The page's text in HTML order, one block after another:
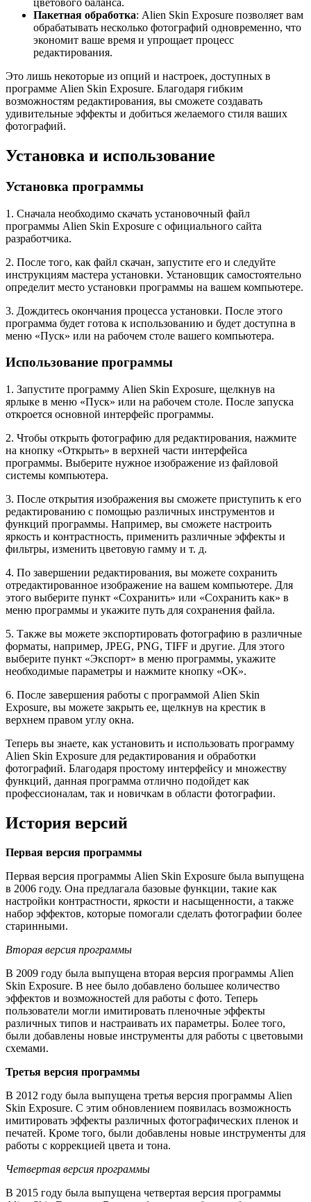
цветового баланса.
Пакетная обработка: Alien Skin Exposure позволяет вам
обрабатывать несколько фотографий одновременно, что
экономит ваше время и упрощает процесс
редактирования.
Это лишь некоторые из опций и настроек, доступных в
программе Alien Skin Exposure. Благодаря гибким
возможностям редактирования, вы сможете создавать
удивительные эффекты и добиться желаемого стиля ваших
фотографий.
Установка и использование
Установка программы
1. Сначала необходимо скачать установочный файл
программы Alien Skin Exposure с официального сайта
разработчика.
2. После того, как файл скачан, запустите его и следуйте
инструкциям мастера установки. Установщик самостоятельно
определит место установки программы на вашем компьютере.
3. Дождитесь окончания процесса установки. После этого
программа будет готова к использованию и будет доступна в
меню «Пуск» или на рабочем столе вашего компьютера.
Использование программы
1. Запустите программу Alien Skin Exposure, щелкнув на
ярлыке в меню «Пуск» или на рабочем столе. После запуска
откроется основной интерфейс программы.
2. Чтобы открыть фотографию для редактирования, нажмите
на кнопку «Открыть» в верхней части интерфейса
программы. Выберите нужное изображение из файловой
системы компьютера.
3. После открытия изображения вы сможете приступить к его
редактированию с помощью различных инструментов и
функций программы. Например, вы сможете настроить
яркость и контрастность, применить различные эффекты и
фильтры, изменить цветовую гамму и т. д.
4. По завершении редактирования, вы можете сохранить
отредактированное изображение на вашем компьютере. Для
этого выберите пункт «Сохранить» или «Сохранить как» в
меню программы и укажите путь для сохранения файла.
5. Также вы можете экспортировать фотографию в различные
форматы, например, JPEG, PNG, TIFF и другие. Для этого
выберите пункт «Экспорт» в меню программы, укажите
необходимые параметры и нажмите кнопку «ОК».
6. После завершения работы с программой Alien Skin
Exposure, вы можете закрыть ее, щелкнув на крестик в
верхнем правом углу окна.
Теперь вы знаете, как установить и использовать программу
Alien Skin Exposure для редактирования и обработки
фотографий. Благодаря простому интерфейсу и множеству
функций, данная программа отлично подойдет как
профессионалам, так и новичкам в области фотографии.
История версий
Первая версия программы
Первая версия программы Alien Skin Exposure была выпущена
в 2006 году. Она предлагала базовые функции, такие как
настройки контрастности, яркости и насыщенности, а также
набор эффектов, которые помогали сделать фотографии более
старинными.
Вторая версия программы
В 2009 году была выпущена вторая версия программы Alien
Skin Exposure. В нее было добавлено большее количество
эффектов и возможностей для работы с фото. Теперь
пользователи могли имитировать пленочные эффекты
различных типов и настраивать их параметры. Более того,
были добавлены новые инструменты для работы с цветовыми
схемами.
Третья версия программы
В 2012 году была выпущена третья версия программы Alien
Skin Exposure. С этим обновлением появилась возможность
имитировать эффекты различных фотографических пленок и
печатей. Кроме того, были добавлены новые инструменты для
работы с коррекцией цвета и тона.
Четвертая версия программы
В 2015 году была выпущена четвертая версия программы